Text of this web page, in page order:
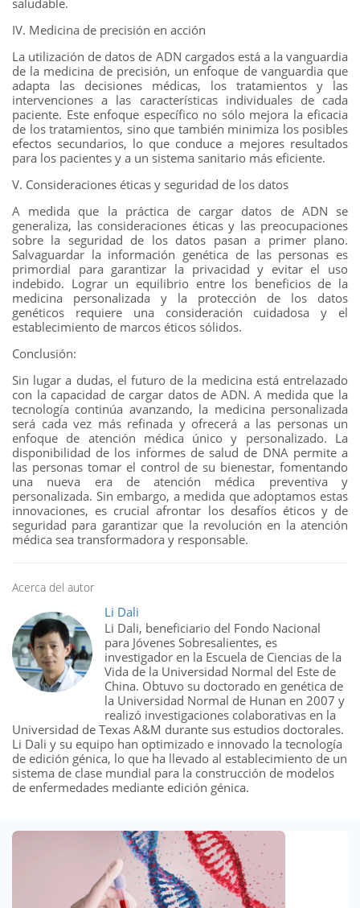
IV. Medicina de precisión en acción
La utilización de datos de ADN cargados está a la vanguardia
de la medicina de precisión, un enfoque de vanguardia que
adapta las decisiones médicas, los tratamientos y las
intervenciones a las características individuales de cada
paciente. Este enfoque específico no sólo mejora la eficacia
de los tratamientos, sino que también minimiza los posibles
efectos secundarios, lo que conduce a mejores resultados
para los pacientes y a un sistema sanitario más eficiente.
V. Consideraciones éticas y seguridad de los datos
A medida que la práctica de cargar datos de ADN se
generaliza, las consideraciones éticas y las preocupaciones
sobre la seguridad de los datos pasan a primer plano.
Salvaguardar la información genética de las personas es
primordial para garantizar la privacidad y evitar el uso
indebido. Lograr un equilibrio entre los beneficios de la
medicina personalizada y la protección de los datos
genéticos requiere una consideración cuidadosa y el
establecimiento de marcos éticos sólidos.
Conclusión:
Sin lugar a dudas, el futuro de la medicina está entrelazado
con la capacidad de cargar datos de ADN. A medida que la
tecnología continúa avanzando, la medicina personalizada
será cada vez más refinada y ofrecerá a las personas un
enfoque de atención médica único y personalizado. La
disponibilidad de los informes de salud de DNA permite a
las personas tomar el control de su bienestar, fomentando
una nueva era de atención médica preventiva y
personalizada. Sin embargo, a medida que adoptamos estas
innovaciones, es crucial afrontar los desafíos éticos y de
seguridad para garantizar que la revolución en la atención
médica sea transformadora y responsable.
Acerca del autor
Li Dali
Li Dali, beneficiario del Fondo Nacional
para Jóvenes Sobresalientes, es
investigador en la Escuela de Ciencias de la
Vida de la Universidad Normal del Este de
China. Obtuvo su doctorado en genética de
la Universidad Normal de Hunan en 2007 y
realizó investigaciones colaborativas en la
Universidad de Texas A&M durante sus estudios doctorales.
Li Dali y su equipo han optimizado e innovado la tecnología
de edición génica, lo que ha llevado al establecimiento de un
sistema de clase mundial para la construcción de modelos
de enfermedades mediante edición génica.